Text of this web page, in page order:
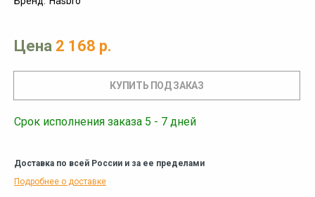
Цена 2 168 р.
Срок исполнения заказа 5 - 7 дней
Доставка по всей России и за ее пределами
Подробнее о доставке